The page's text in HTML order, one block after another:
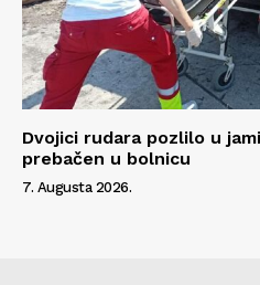
Dvojici rudara pozlilo u
prebačen u bolnicu
7. Augusta 2026.